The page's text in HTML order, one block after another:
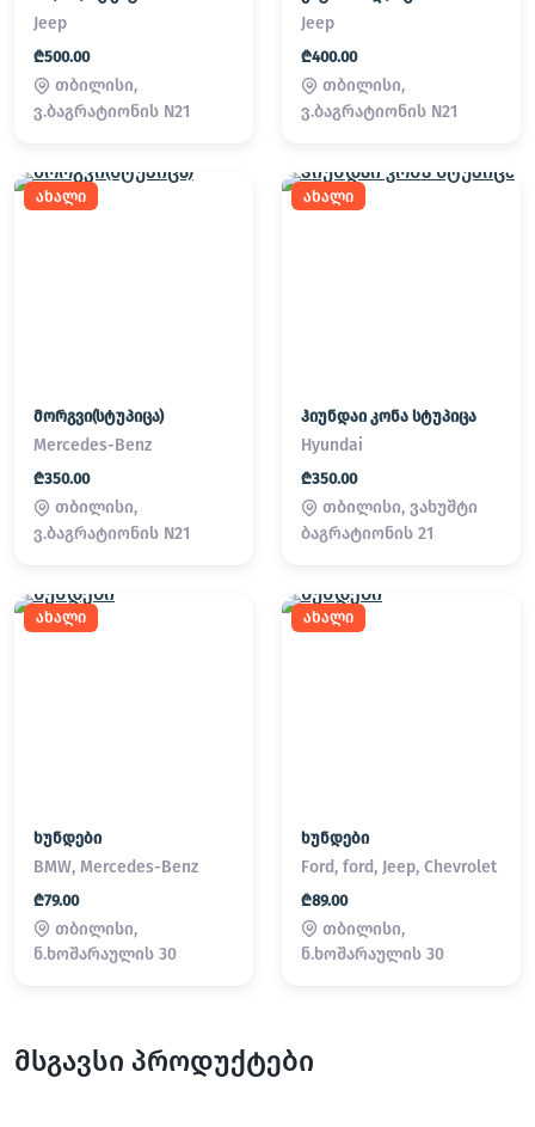
Jeep
₾500.00
თბილისი,
ვ.ბაგრატიონის N21
Jeep
₾400.00
თბილისი,
ვ.ბაგრატიონის N21
ახალი
მორგვი(სტუპიცა)
Mercedes-Benz
₾350.00
თბილისი,
ვ.ბაგრატიონის N21
ახალი
ჰიუნდაი კონა სტუპიცა
Hyundai
₾350.00
თბილისი, ვახუშტი
ბაგრატიონის 21
ახალი
ხუნდები
BMW, Mercedes-Benz
₾79.00
თბილისი,
ნ.ხოშარაულის 30
ახალი
ხუნდები
Ford, ford, Jeep, Chevrolet
₾89.00
თბილისი,
ნ.ხოშარაულის 30
მსგავსი პროდუქტები